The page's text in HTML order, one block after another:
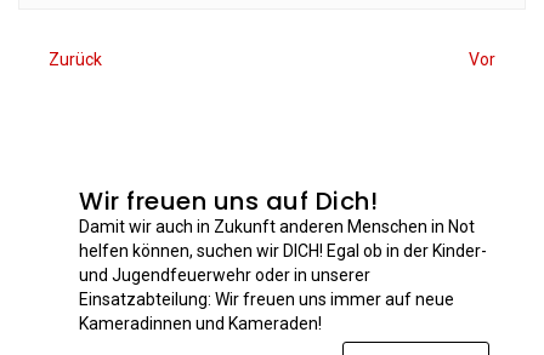
Zurück Vor
Wir freuen uns auf Dich!
Damit wir auch in Zukunft anderen Menschen in Not
helfen können, suchen wir DICH! Egal ob in der Kinder-
und Jugendfeuerwehr oder in unserer
Einsatzabteilung: Wir freuen uns immer auf neue
Kameradinnen und Kameraden!